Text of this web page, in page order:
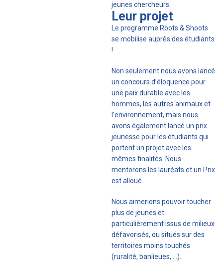
jeunes chercheurs.
Leur projet
Le programme Roots & Shoots
se mobilise auprès des étudiants
!
Non seulement nous avons lancé
un concours d’éloquence pour
une paix durable avec les
hommes, les autres animaux et
l’environnement, mais nous
avons également lancé un prix
jeunesse pour les étudiants qui
portent un projet avec les
mêmes finalités. Nous
mentorons les lauréats et un Prix
est alloué.
Nous aimerions pouvoir toucher
plus de jeunes et
particulièrement issus de milieux
défavorisés, ou situés sur des
territoires moins touchés
(ruralité, banlieues, …).